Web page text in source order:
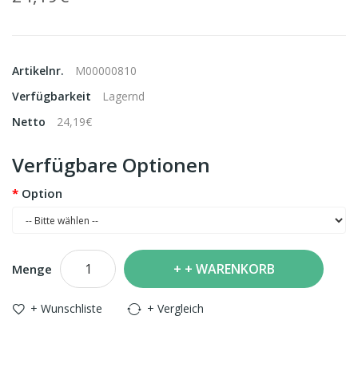
Artikelnr.
M00000810
Verfügbarkeit
Lagernd
Netto
24,19€
Verfügbare Optionen
Option
Menge + WARENKORB
+ Wunschliste + Vergleich